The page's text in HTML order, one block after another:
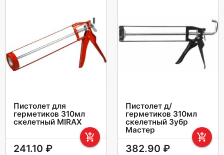
Пистолет для
герметиков 310мл
скелетный MIRAX
add_shopping_cart
241.10 ₽
Пистолет д/
герметиков 310мл
скелетный Зубр
Мастер
add_shopping_cart
382.90 ₽